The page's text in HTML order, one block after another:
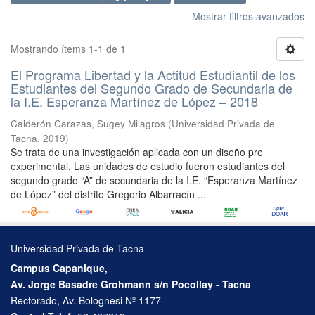
Mostrar filtros avanzados
Mostrando ítems 1-1 de 1
El Programa Libertad y la Actitud Estudiantil de los
Estudiantes del Segundo Grado de Secundaria de
la I.E. Esperanza Martínez de López – 2018
Calderón Carazas, Sugey Milagros (Universidad Privada de
Tacna, 2019)
Se trata de una investigación aplicada con un diseño pre
experimental. Las unidades de estudio fueron estudiantes del
segundo grado “A” de secundaria de la I.E. “Esperanza Martínez
de López” del distrito Gregorio Albarracín ...
Universidad Privada de Tacna
Campus Capanique,
Av. Jorge Basadre Grohmann s/n Pocollay - Tacna
Rectorado, Av. Bolognesi Nº 1177